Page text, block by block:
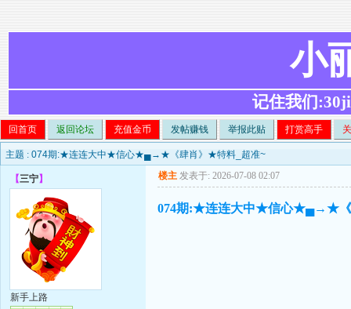
小
记住我们
回首页 返回论坛 充值金币 发帖赚钱 举报此贴 打赏高手
主题 : 074期:★连连大中★信心★▄→★《肆肖》★特料_超准~
【三宁】
新手上路
楼主 发表于: 2026-07-08 02:07
074期:★连连大中★信心★▄→★《